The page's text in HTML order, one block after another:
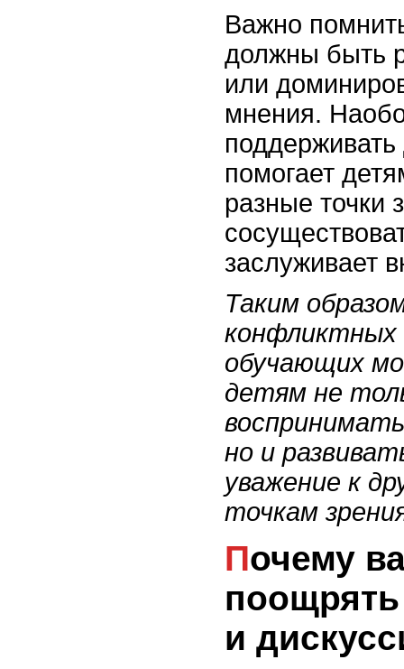
Важно
должны быть
или
мнения.
поддерживать
помогает
разные точки
заслуживает
Таким
конфликтных
обучающих
детям не
но и
уважение к
точкам
Почему важно
и